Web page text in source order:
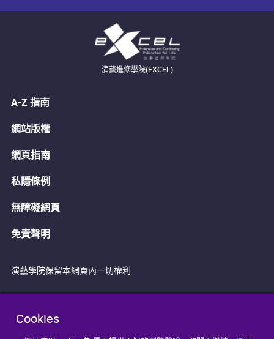
Cookies
演藝進修學院(EXCEL)
A-Z 指南
網站版權
網頁指南
私隱條例
無障礙網頁
免責聲明
演藝學院保留本網頁內一切權利